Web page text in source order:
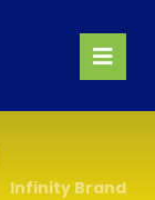
Infinity Brand